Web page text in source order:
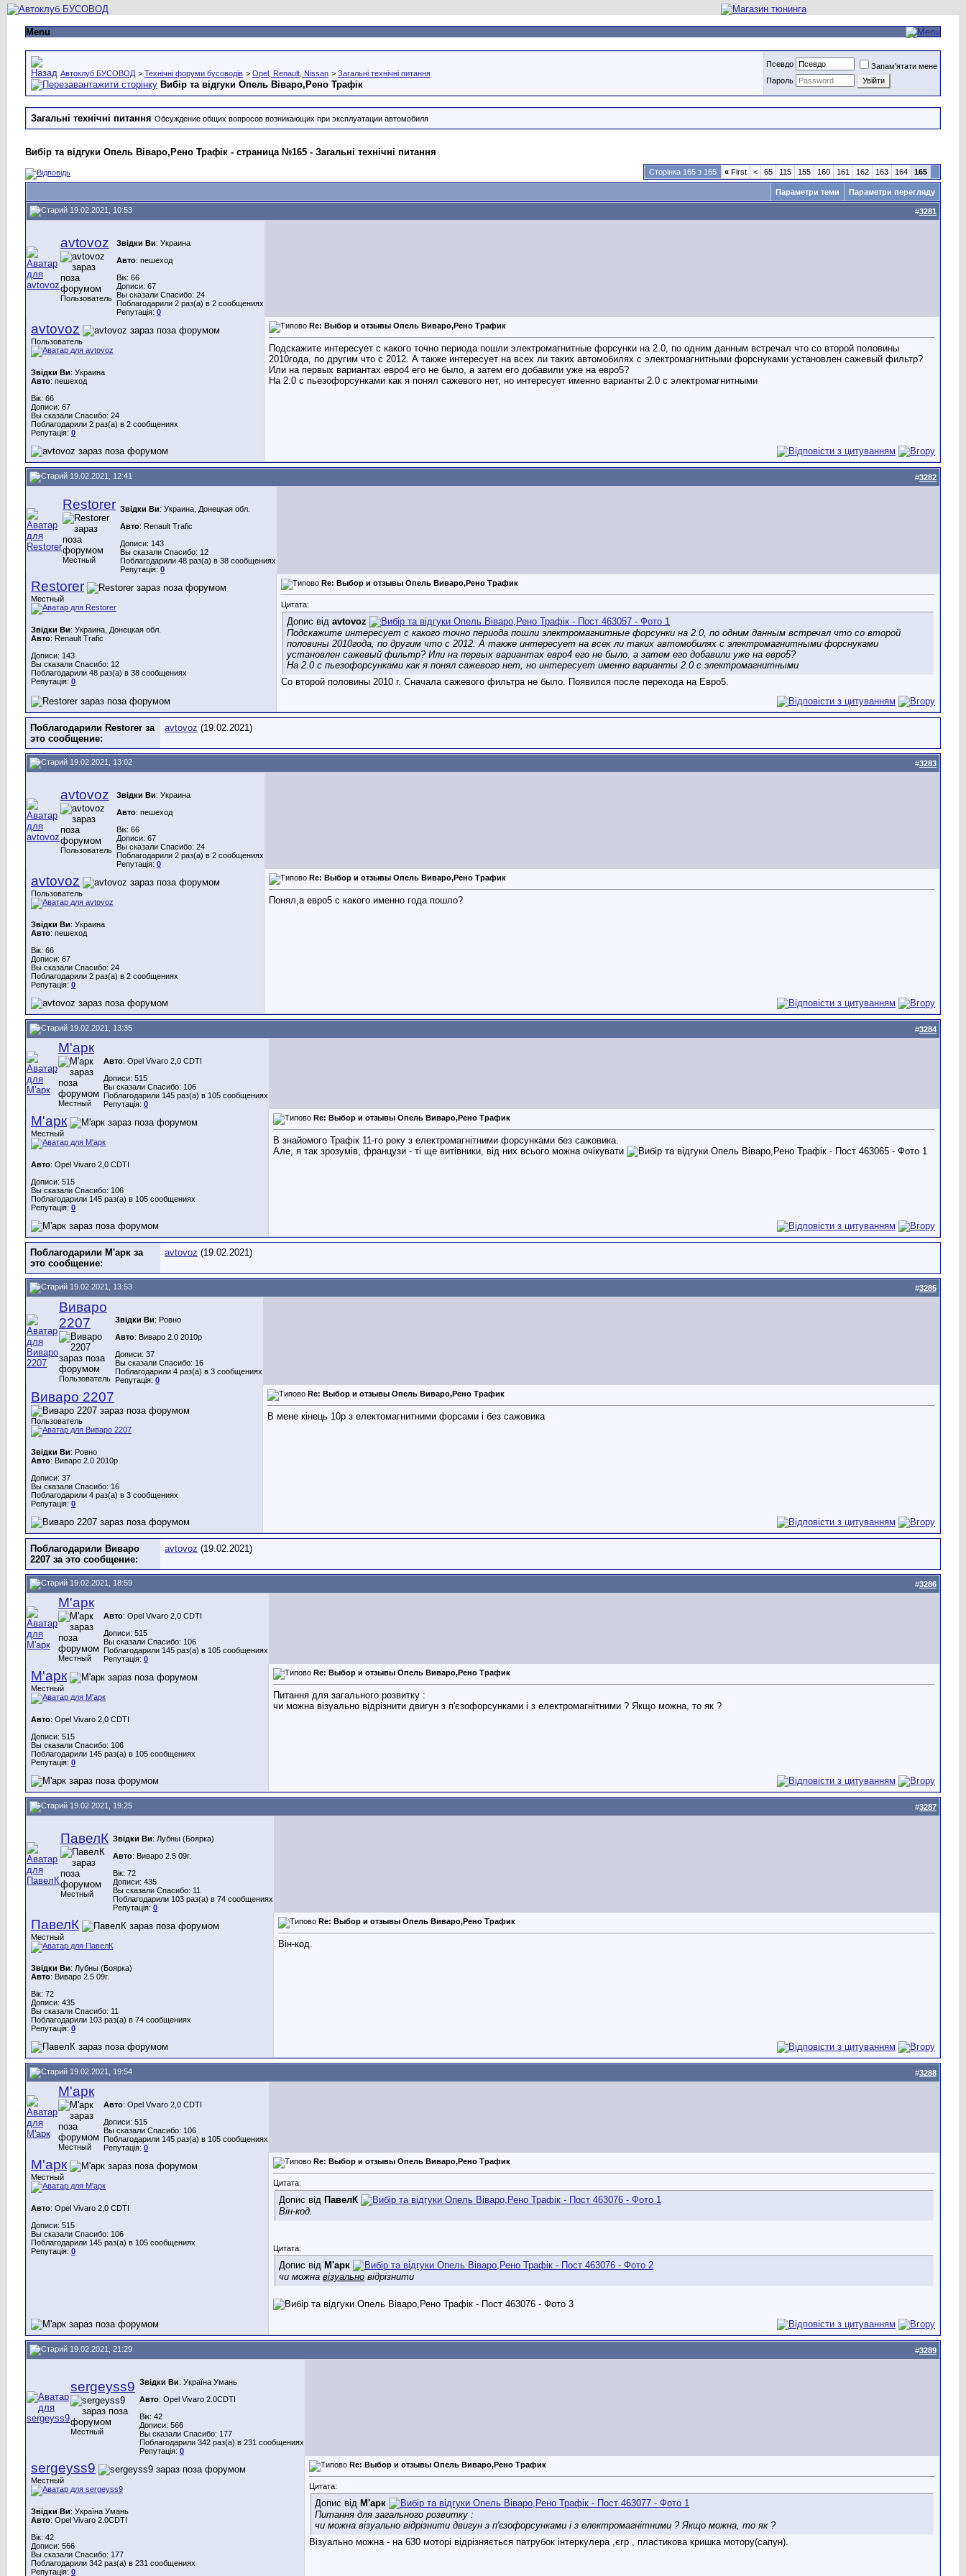
Menu
Автоклуб БУСОВОД > Технічні форуми бусоводів > Opel, Renault, Nissan > Загальні технічні питання
Вибір та відгуки Опель Віваро,Рено Трафік
Псевдо
Запам'ятати мене
Пароль
Загальні технічні питання Обсуждение общих вопросов возникающих при эксплуатации автомобиля
Вибір та відгуки Опель Віваро,Рено Трафік - страница №165 - Загальні технічні питання
Сторінка 165 з 165 « First < 65 115 155 160 161 162 163 164 165
Параметри теми Параметри перегляду
19.02.2021, 10:53 #3281
avtovoz
Пользователь
Звідки Ви: Украина
Авто: пешеход
Вік: 66
Дописи: 67
Вы сказали Спасибо: 24
Поблагодарили 2 раз(а) в 2 сообщениях
Репутація: 0
avtovoz
Пользователь
Звідки Ви: Украина
Авто: пешеход
Вік: 66
Дописи: 67
Вы сказали Спасибо: 24
Поблагодарили 2 раз(а) в 2 сообщениях
Репутація: 0
Re: Выбор и отзывы Опель Виваро,Рено Трафик
Подскажите интересует с какого точно периода пошли электромагнитные форсунки на 2.0, по одним данным встречал что со второй половины
2010года, по другим что с 2012. А также интересует на всех ли таких автомобилях с электромагнитными форснуками установлен сажевый фильтр?
Или на первых вариантах евро4 его не было, а затем его добавили уже на евро5?
На 2.0 с пьезофорсунками как я понял сажевого нет, но интересует именно варианты 2.0 с электромагнитными
19.02.2021, 12:41 #3282
Restorer
Местный
Звідки Ви: Украина, Донецкая обл.
Авто: Renault Trafic
Дописи: 143
Вы сказали Спасибо: 12
Поблагодарили 48 раз(а) в 38 сообщениях
Репутація: 0
Restorer
Местный
Звідки Ви: Украина, Донецкая обл.
Авто: Renault Trafic
Дописи: 143
Вы сказали Спасибо: 12
Поблагодарили 48 раз(а) в 38 сообщениях
Репутація: 0
Re: Выбор и отзывы Опель Виваро,Рено Трафик
Цитата:
Допис від avtovoz
Подскажите интересует с какого точно периода пошли электромагнитные форсунки на 2.0, по одним данным встречал что со второй
половины 2010года, по другим что с 2012. А также интересует на всех ли таких автомобилях с электромагнитными форснуками
установлен сажевый фильтр? Или на первых вариантах евро4 его не было, а затем его добавили уже на евро5?
На 2.0 с пьезофорсунками как я понял сажевого нет, но интересует именно варианты 2.0 с электромагнитными
Со второй половины 2010 г. Сначала сажевого фильтра не было. Появился после перехода на Евро5.
Поблагодарили Restorer за
это сообщение:
avtovoz (19.02.2021)
19.02.2021, 13:02 #3283
avtovoz
Пользователь
Звідки Ви: Украина
Авто: пешеход
Вік: 66
Дописи: 67
Вы сказали Спасибо: 24
Поблагодарили 2 раз(а) в 2 сообщениях
Репутація: 0
avtovoz
Пользователь
Звідки Ви: Украина
Авто: пешеход
Вік: 66
Дописи: 67
Вы сказали Спасибо: 24
Поблагодарили 2 раз(а) в 2 сообщениях
Репутація: 0
Re: Выбор и отзывы Опель Виваро,Рено Трафик
Понял,а евро5 с какого именно года пошло?
19.02.2021, 13:35 #3284
М'арк
Местный
Авто: Opel Vivaro 2,0 CDTI
Дописи: 515
Вы сказали Спасибо: 106
Поблагодарили 145 раз(а) в 105 сообщениях
Репутація: 0
М'арк
Местный
Авто: Opel Vivaro 2,0 CDTI
Дописи: 515
Вы сказали Спасибо: 106
Поблагодарили 145 раз(а) в 105 сообщениях
Репутація: 0
Re: Выбор и отзывы Опель Виваро,Рено Трафик
В знайомого Трафік 11-го року з електромагнітними форсунками без сажовика.
Але, я так зрозумів, французи - ті ще витівники, від них всього можна очікувати
Поблагодарили М'арк за
это сообщение:
avtovoz (19.02.2021)
19.02.2021, 13:53 #3285
Виваро
2207
Пользователь
Звідки Ви: Ровно
Авто: Виваро 2.0 2010р
Дописи: 37
Вы сказали Спасибо: 16
Поблагодарили 4 раз(а) в 3 сообщениях
Репутація: 0
Виваро 2207
Пользователь
Звідки Ви: Ровно
Авто: Виваро 2.0 2010р
Дописи: 37
Вы сказали Спасибо: 16
Поблагодарили 4 раз(а) в 3 сообщениях
Репутація: 0
Re: Выбор и отзывы Опель Виваро,Рено Трафик
В мене кінець 10р з електомагнитними форсами і без сажовика
Поблагодарили Виваро
2207 за это сообщение:
avtovoz (19.02.2021)
19.02.2021, 18:59 #3286
М'арк
Местный
Авто: Opel Vivaro 2,0 CDTI
Дописи: 515
Вы сказали Спасибо: 106
Поблагодарили 145 раз(а) в 105 сообщениях
Репутація: 0
М'арк
Местный
Авто: Opel Vivaro 2,0 CDTI
Дописи: 515
Вы сказали Спасибо: 106
Поблагодарили 145 раз(а) в 105 сообщениях
Репутація: 0
Re: Выбор и отзывы Опель Виваро,Рено Трафик
Питання для загального розвитку :
чи можна візуально відрізнити двигун з п'єзофорсунками і з електромагнітними ? Якщо можна, то як ?
19.02.2021, 19:25 #3287
ПавелК
Местный
Звідки Ви: Лубны (Боярка)
Авто: Виваро 2.5 09г.
Вік: 72
Дописи: 435
Вы сказали Спасибо: 11
Поблагодарили 103 раз(а) в 74 сообщениях
Репутація: 0
ПавелК
Местный
Звідки Ви: Лубны (Боярка)
Авто: Виваро 2.5 09г.
Вік: 72
Дописи: 435
Вы сказали Спасибо: 11
Поблагодарили 103 раз(а) в 74 сообщениях
Репутація: 0
Re: Выбор и отзывы Опель Виваро,Рено Трафик
Він-код.
19.02.2021, 19:54 #3288
М'арк
Местный
Авто: Opel Vivaro 2,0 CDTI
Дописи: 515
Вы сказали Спасибо: 106
Поблагодарили 145 раз(а) в 105 сообщениях
Репутація: 0
М'арк
Местный
Авто: Opel Vivaro 2,0 CDTI
Дописи: 515
Вы сказали Спасибо: 106
Поблагодарили 145 раз(а) в 105 сообщениях
Репутація: 0
Re: Выбор и отзывы Опель Виваро,Рено Трафик
Цитата:
Допис від ПавелК
Він-код.
Цитата:
Допис від М'арк
чи можна візуально відрізнити
19.02.2021, 21:29 #3289
sergeyss9
Местный
Звідки Ви: Україна Умань
Авто: Opel Vivaro 2.0CDTI
Вік: 42
Дописи: 566
Вы сказали Спасибо: 177
Поблагодарили 342 раз(а) в 231 сообщениях
Репутація: 0
sergeyss9
Местный
Звідки Ви: Україна Умань
Авто: Opel Vivaro 2.0CDTI
Вік: 42
Дописи: 566
Вы сказали Спасибо: 177
Поблагодарили 342 раз(а) в 231 сообщениях
Репутація: 0
Re: Выбор и отзывы Опель Виваро,Рено Трафик
Цитата:
Допис від М'арк
Питання для загального розвитку :
чи можна візуально відрізнити двигун з п'єзофорсунками і з електромагнітними ? Якщо можна, то як ?
Візуально можна - на 630 моторі відрізняється патрубок інтеркулера ,єгр , пластикова кришка мотору(сапун).